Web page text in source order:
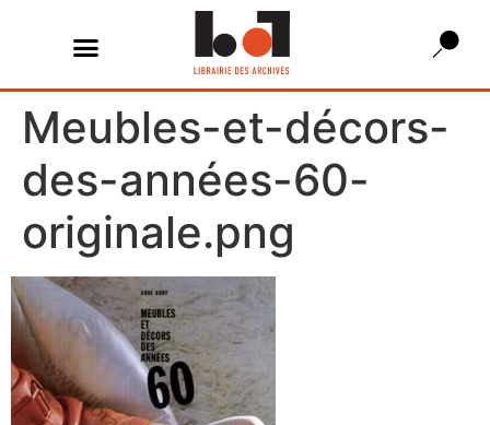
Meubles-et-décors-
des-années-60-
originale.png